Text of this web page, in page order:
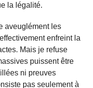
la légalité.
aveuglément les
enfreint la
Mais je refuse
puissent être
ni preuves
pas seulement à